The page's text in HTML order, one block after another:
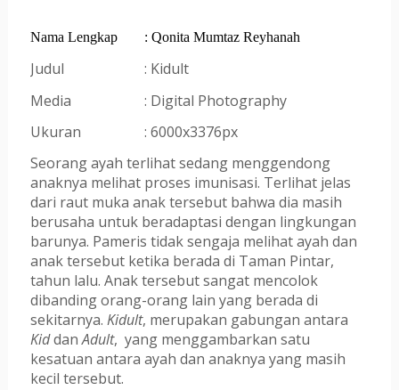
Nama Lengkap : Qonita Mumtaz Reyhanah
Judul
: Kidult
Media
: Digital Photography
Ukuran
: 6000x3376px
Seorang ayah terlihat sedang menggendong
anaknya melihat proses imunisasi. Terlihat jelas
dari raut muka anak tersebut bahwa dia masih
berusaha untuk beradaptasi dengan lingkungan
barunya. Pameris tidak sengaja melihat ayah dan
anak tersebut ketika berada di Taman Pintar,
tahun lalu. Anak tersebut sangat mencolok
dibanding orang-orang lain yang berada di
sekitarnya. Kidult
Kid dan Adult,  yang menggambarkan satu
kesatuan antara ayah dan anaknya yang masih
kecil tersebut.